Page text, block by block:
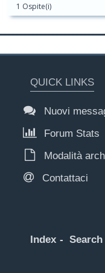
1 Ospite(i)
QUICK LINKS
Nuovi
Forum Stats
Modalità
Contattaci
Index Search